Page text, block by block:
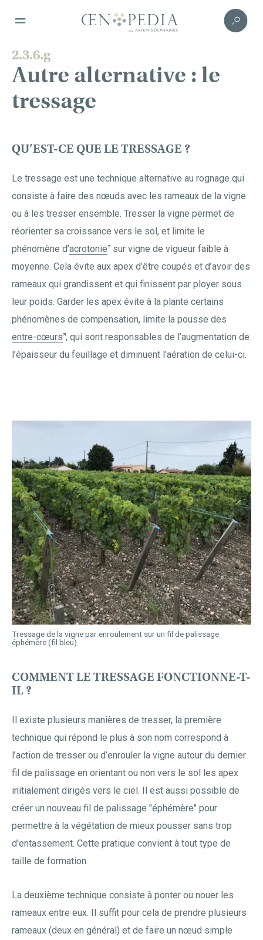
2.3.6.g
Autre alternative : le
tressage
QU’EST-CE QUE LE TRESSAGE ?
Le tressage est une technique alternative au rognage qui
consiste à faire des nœuds avec les rameaux de la vigne
ou à les tresser ensemble. Tresser la vigne permet de
réorienter sa croissance vers le sol, et limite le
phénomène d’acrotonie sur vigne de vigueur faible à
moyenne. Cela évite aux apex d’être coupés et d’avoir des
rameaux qui grandissent et qui finissent par ployer sous
leur poids. Garder les apex évite à la plante certains
phénomènes de compensation, limite la pousse des
entre-cœurs , qui sont responsables de l’augmentation de
l’épaisseur du feuillage et diminuent l’aération de celui-ci.
COMMENT LE TRESSAGE FONCTIONNE-T-
IL ?
Il existe plusieurs manières de tresser, la première
technique qui répond le plus à son nom correspond à
l’action de tresser ou d’enrouler la vigne autour du dernier
fil de palissage en orientant ou non vers le sol les apex
initialement dirigés vers le ciel. Il est aussi possible de
créer un nouveau fil de palissage "éphémère" pour
permettre à la végétation de mieux pousser sans trop
d'entassement. Cette pratique convient à tout type de
taille de formation.
Tressage de la vigne par enroulement sur un fil de palissage
éphémère (fil bleu)
La deuxième technique consiste à ponter ou nouer les
rameaux entre eux. Il suffit pour cela de prendre plusieurs
rameaux (deux en général) et de faire un nœud simple